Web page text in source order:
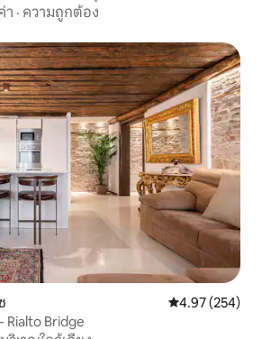
า · ความถูกต้อง
คะแนนเฉลี่ย
4.97 (254)
Rialto Bridge